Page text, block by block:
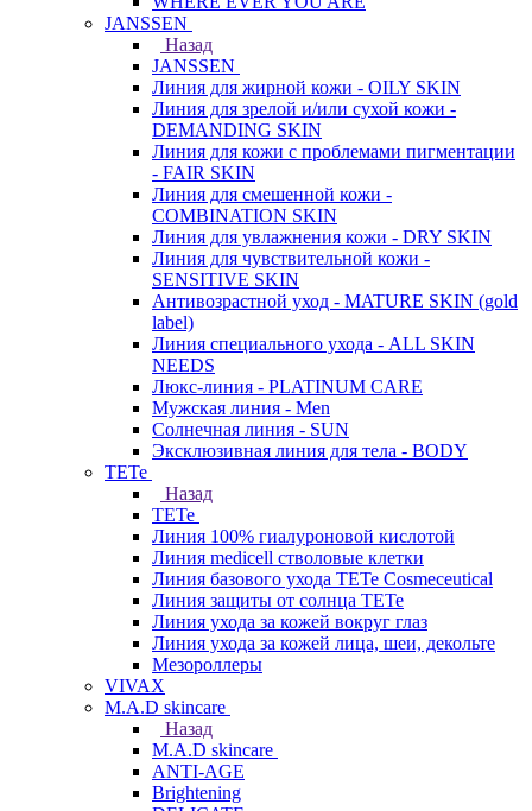
JANSSEN
Назад
JANSSEN
Линия для жирной кожи - OILY SKIN
Линия для зрелой и/или сухой кожи -
DEMANDING SKIN
Линия для кожи с проблемами пигментации
- FAIR SKIN
Линия для смешенной кожи -
COMBINATION SKIN
Линия для увлажнения кожи - DRY SKIN
Линия для чувствительной кожи -
SENSITIVE SKIN
Антивозрастной уход - MATURE SKIN (gold
label)
Линия специального ухода - ALL SKIN
NEEDS
Люкс-линия - PLATINUM CARE
Мужская линия - Men
Солнечная линия - SUN
Эксклюзивная линия для тела - BODY
TETe
Назад
TETe
Линия 100% гиалуроновой кислотой
Линия medicell стволовые клетки
Линия базового ухода TETe Cosmeceutical
Линия защиты от солнца TETe
Линия ухода за кожей вокруг глаз
Линия ухода за кожей лица, шеи, декольте
Мезороллеры
VIVAX
M.A.D skincare
Назад
M.A.D skincare
ANTI-AGE
Brightening